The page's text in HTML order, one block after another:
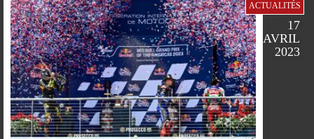
ACTUALITÉS
17
AVRIL
2023